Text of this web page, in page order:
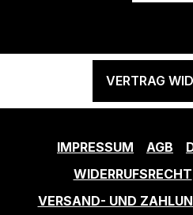
VERTRAG
IMPRESSUM AGB
WIDERRUFSRECHT
VERSAND- UND